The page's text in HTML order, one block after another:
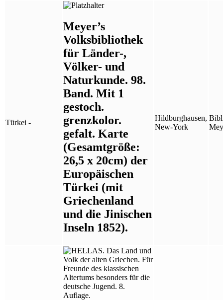
Türkei -
Meyer’s
Volksbibliothek
für Länder-,
Völker- und
Naturkunde. 98.
Band. Mit 1
gestoch.
grenzkolor.
gefalt. Karte
(Gesamtgröße:
26,5 x 20cm) der
Europäischen
Türkei (mit
Griechenland
und die Jinischen
Inseln 1852).
Hildburghausen,
New-York